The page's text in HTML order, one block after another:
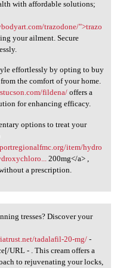
with affordable solutions;
trazodone/">trazo
your ailment. Secure
effortlessly by opting to buy
the comfort of your home.
fildena/offers a
for enhancing efficacy.
options to treat your
item/hydro
200mg</a> ,
a prescription.
tresses? Discover your
tadalafil-20-mg/-
URL - . This cream offers a
to rejuvenating your locks,